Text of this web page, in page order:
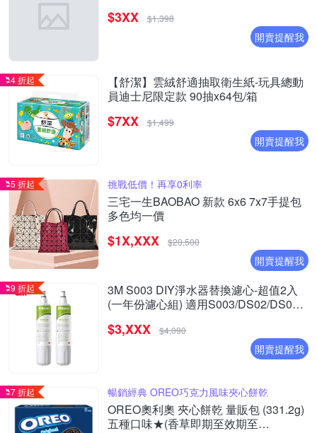
$3XX $1,398
開賣提醒我
4 折起
【舒潔】雲絨舒適抽取衛生紙-玩具總動
員迪士尼限定款 90抽x64包/箱
$7XX $1,499
開賣提醒我
5 折起 挑戰低價！再享0利率
三宅一生BAOBAO 新款 6x6 7x7手提包
多色均一價
$1X,XXX $20,500
開賣提醒我
9 折起
3M S003 DIY淨水器替換濾心-超值2入
(一年份濾心組) 適用S003/DS02/DS03
$3,XXX $4,090
開賣提醒我
7 折起 暢銷經典 OREO巧克力風味夾心餅乾
OREO奧利奧 夾心餅乾 量販包 (331.2g)
五種口味★(香草即期至效期至